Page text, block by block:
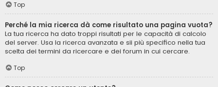
Top
Perché la mia ricerca dà come risultato una pagina vuota?
La tua ricerca ha dato troppi risultati per le capacità di calcolo
del server. Usa la ricerca avanzata e sii più specifico nella tua
scelta dei termini da ricercare e dei forum in cui cercare.
Top